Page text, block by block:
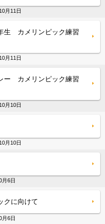
月11日
カメリンピック練習
月11日
カメリンピック練習
月10日
月10日
月6日
に向けて
月6日